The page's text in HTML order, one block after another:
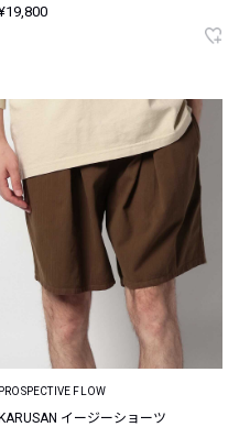
PROSPECTIVE FLOW
KARUSAN イージーショーツ